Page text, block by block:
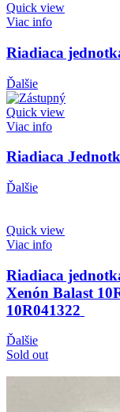
Quick view
Viac info
Riadiaca
Ďalšie
Quick view
Viac info
Riadiaca
Ďalšie
Quick view
Viac info
Riadiaca
Xenón Balast
10R041322
Ďalšie
Sold out